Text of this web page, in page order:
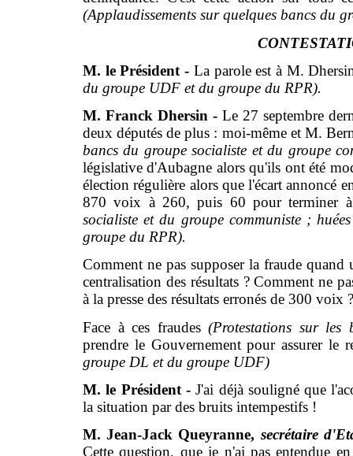
(Applaudissements sur quelques bancs du
M. le Président - La parole est à M.
du groupe UDF et du groupe du RPR).
M. Franck Dhersin - Le 27 septembre
deux députés de plus : moi-même et M.
bancs du groupe socialiste et du groupe
législative d'Aubagne alors qu'ils ont été
élection régulière alors que l'écart annoncé
870 voix à 260, puis 60 pour terminer
socialiste et du groupe communiste ;
groupe du RPR).
Comment ne pas supposer la fraude
centralisation des résultats ? Comment ne
à la presse des résultats erronés de 300 voix
Face à ces fraudes(Protestations sur les
prendre le Gouvernement pour assurer le
groupe DL et du groupe UDF)
M. le Président -J'ai déjà souligné que
la situation par des bruits intempestifs !
M. Jean-Jack Queyranne, secrétaire
Cette question, que je n'ai pas entendue